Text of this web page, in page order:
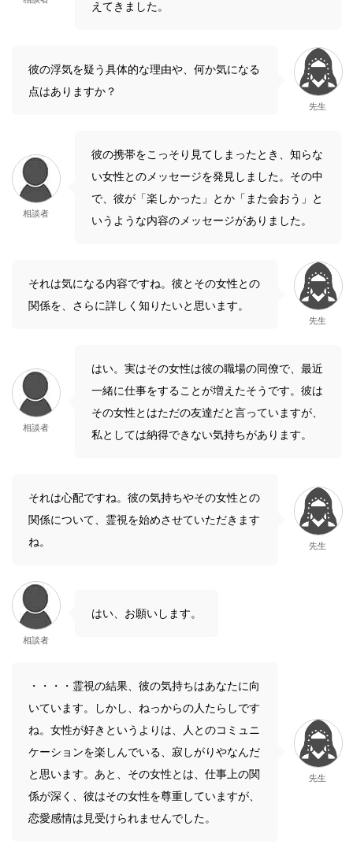
えてきました。
彼の浮気を疑う具体的な理由や、何か気になる
点はありますか？
先生
相談者
彼の携帯をこっそり見てしまったとき、知らな
い女性とのメッセージを発見しました。その中
で、彼が「楽しかった」とか「また会おう」と
いうような内容のメッセージがありました。
それは気になる内容ですね。彼とその女性との
関係を、さらに詳しく知りたいと思います。
先生
相談者
はい。実はその女性は彼の職場の同僚で、最近
一緒に仕事をすることが増えたそうです。彼は
その女性とはただの友達だと言っていますが、
私としては納得できない気持ちがあります。
それは心配ですね。彼の気持ちやその女性との
関係について、霊視を始めさせていただきます
ね。
先生
相談者
はい、お願いします。
・・・・霊視の結果、彼の気持ちはあなたに向
いています。しかし、ねっからの人たらしです
ね。女性が好きというよりは、人とのコミュニ
ケーションを楽しんでいる、寂しがりやなんだ
と思います。あと、その女性とは、仕事上の関
係が深く、彼はその女性を尊重していますが、
恋愛感情は見受けられませんでした。
先生